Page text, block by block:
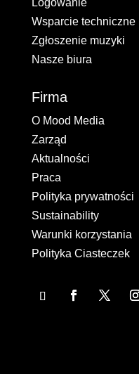
Logowanie
Wsparcie techniczne
Zgłoszenie muzyki
Nasze biura
Firma
O Mood Media
Zarząd
Aktualności
Praca
Polityka prywatności
Sustainability
Warunki korzystania
Polityka Ciasteczek